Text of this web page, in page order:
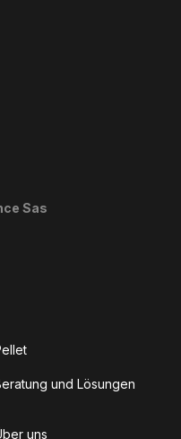
Sas
und Lösungen
uns